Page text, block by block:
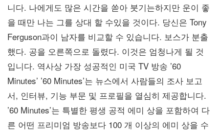
니다. 나에게도 많은 시간을 쏟아 붓기는하지만 운이 좋
을 때만 나는 그를 상대 할 수있을 것이다. 당신은 Tony
Ferguson과이 남자를 비교할 수 있습니다. 보스가 분출
했다. 공을 오른쪽으로 돌렸다. 이것은 엄청나게 될 것
입니다. 역사상 가장 성공적인 미국 TV 방송 ’60
Minutes’ ’60 Minutes’는 뉴스에서 사람들의 조사 보고
서, 인터뷰, 기능 부문 및 프로필을 열심히 제공합니다.
’60 Minutes’는 특별한 평생 공적 에미 상을 포함하여 다
른 어떤 프리미엄 방송보다 100 개 이상의 에미 상을 수